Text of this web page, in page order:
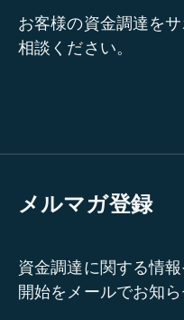
お客様の資金調達を
相談ください。
メルマガ登録
資金調達に関する情
開始をメールでお知ら